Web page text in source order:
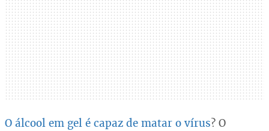
O álcool em gel é capaz de matar o vírus? O